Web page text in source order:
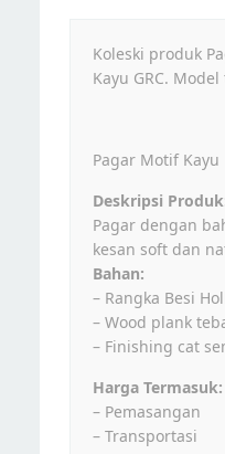
Koleski produk
Kayu GRC.
Pagar Motif Kayu
Deskripsi
Pagar dengan
kesan soft dan
Bahan:
– Rangka Besi
– Wood plank
– Finishing cat
Harga Termasuk:
– Pemasangan
– Transportasi